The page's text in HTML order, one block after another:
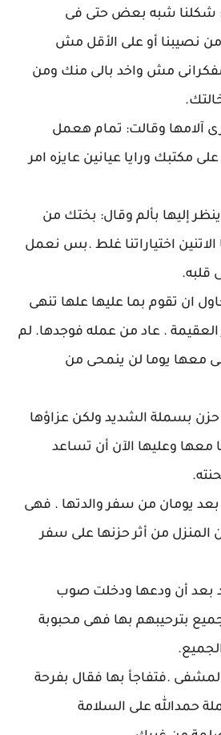
شكلنا شبه بعض حتى فى
نصيبنا أو على الأقل مش
مش واخد بالى منك ومن
آلامها وقالت: تمام هعمل
على مكتبك ورايا عيانين عايزه امر
إليها بألم وقال: بختك من
اختياراتنا غلط .بس نعمل
قلبه.
ان تقوم بما عليها علها تنهى
العقيمة . عاد من عمله فوجدها. لم
معها يوما لن ينمحى من
بسملة الشديد ولكن عزاؤها
معها وعليها الآن أن تساعد
يومان من سفر والدتها . فهى
من أثر حزنها على سفر
بعد أن ودعها ودخلت صوب
بترحيبهم بها فهى محبوبة
.فتفاجأ بها فقال بفرحة
حمدالله على السلامة